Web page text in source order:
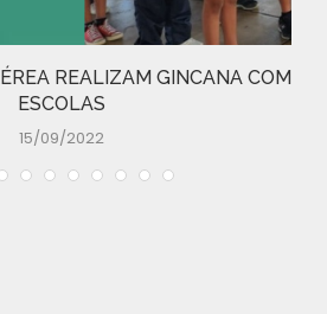
REALIZAM GINCANA COM
ESCOLAS
15/09/2022